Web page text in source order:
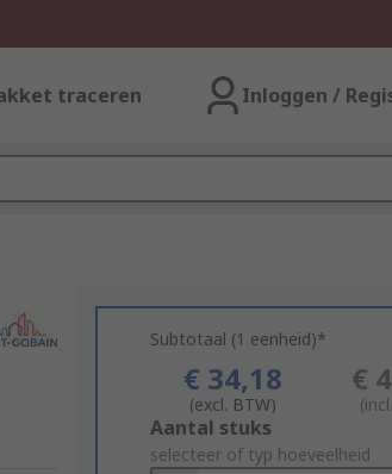
traceren Inloggen /
Subtotaal (1 eenheid)*
€ 34,18
(excl. BTW)
€
Add
to
Aantal stuks
selecteer of typ hoeveelheid